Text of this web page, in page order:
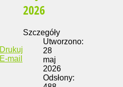
2026
Drukuj
E-mail
Szczegóły
Utworzono:
28
maj
2026
Odsłony: